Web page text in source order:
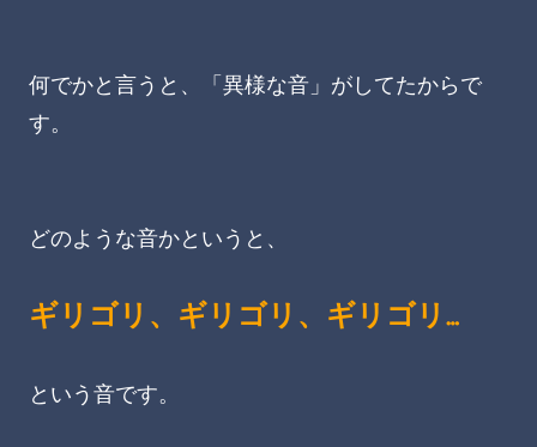
何でかと言うと、「異様な音」がしてたからで
す。
どのような音かというと、
ギリゴリ、ギリゴリ、ギリゴリ…
という音です。